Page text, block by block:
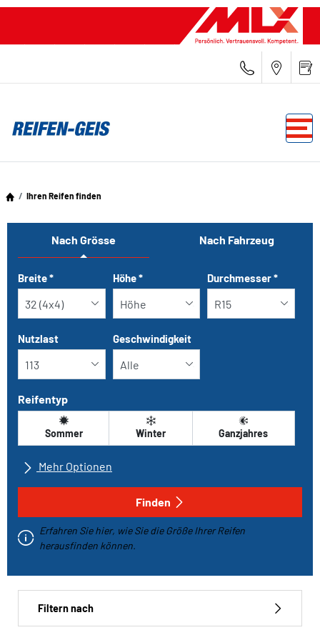
Ihren Reifen finden
Nach Grösse Nach Fahrzeug
Tab updated: Nach Grösse
Breite* Höhe* Durchmesser*
Nutzlast Geschwindigkeit
Reifentyp
Sommer Winter Ganzjahres
Mehr Optionen
Alle Marken
Fahrzeugtyp
Run-flat
Finden
Erfahren Sie hier, wie Sie die Größe Ihrer Reifen
herausfinden können.
Filtern nach